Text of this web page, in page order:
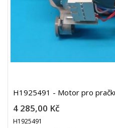
H1925491 - Motor pro
4 285,00 Kč
H1925491